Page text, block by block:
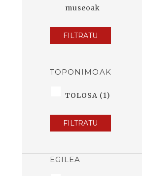
museoak
FILTRATU
TOPONIMOAK
TOLOSA (1)
FILTRATU
EGILEA